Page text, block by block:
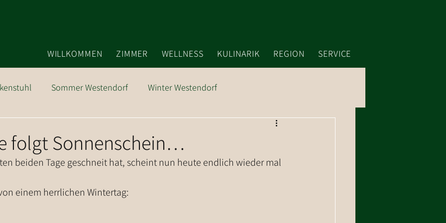
WILLKOMMEN ZIMMER WELLNESS KULINARIK REGION SERVICE
Sommer Westendorf Winter Westendorf
folgt Sonnenschein…
beiden Tage geschneit hat, scheint nun heute endlich wieder mal
einem herrlichen Wintertag: